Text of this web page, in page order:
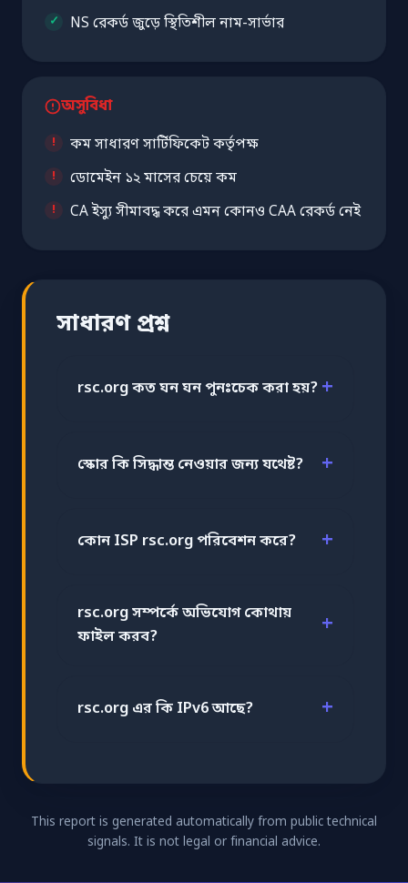
NS রেকর্ড জুড়ে স্থিতিশীল নাম-সার্ভার
অসুবিধা
কম সাধারণ সার্টিফিকেট কর্তৃপক্ষ
ডোমেইন ১২ মাসের চেয়ে কম
CA ইস্যু সীমাবদ্ধ করে এমন কোনও CAA রেকর্ড নেই
সাধারণ প্রশ্ন
rsc.org কত ঘন ঘন পুনঃচেক করা হয়?
স্কোর কি সিদ্ধান্ত নেওয়ার জন্য যথেষ্ট?
কোন ISP rsc.org পরিবেশন করে?
rsc.org সম্পর্কে অভিযোগ কোথায়
ফাইল করব?
rsc.org এর কি IPv6 আছে?
This report is generated automatically from public technical
signals. It is not legal or financial advice.